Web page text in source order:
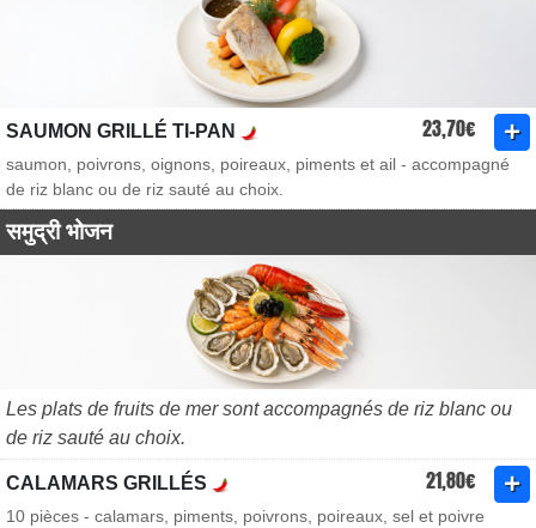
SAUMON GRILLÉ TI-PAN 23,70€
saumon, poivrons, oignons, poireaux, piments et ail - accompagné
de riz blanc ou de riz sauté au choix.
समुद्री भोजन
Les plats de fruits de mer sont accompagnés de riz blanc ou
de riz sauté au choix.
CALAMARS GRILLÉS 21,80€
10 pièces - calamars, piments, poivrons, poireaux, sel et poivre